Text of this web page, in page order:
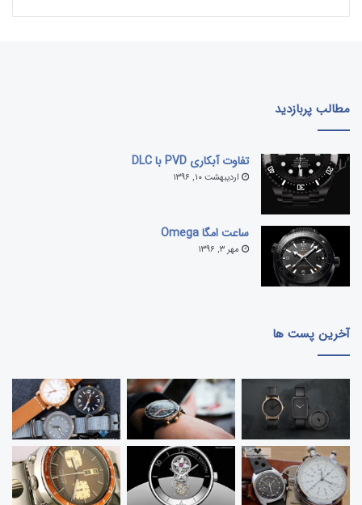
مطالب پربازدید
تفاوت آبکاری PVD با DLC
اردیبهشت ۱۰, ۱۳۹۶
ساعت امگا Omega
مهر ۳, ۱۳۹۶
آخرین پست ها